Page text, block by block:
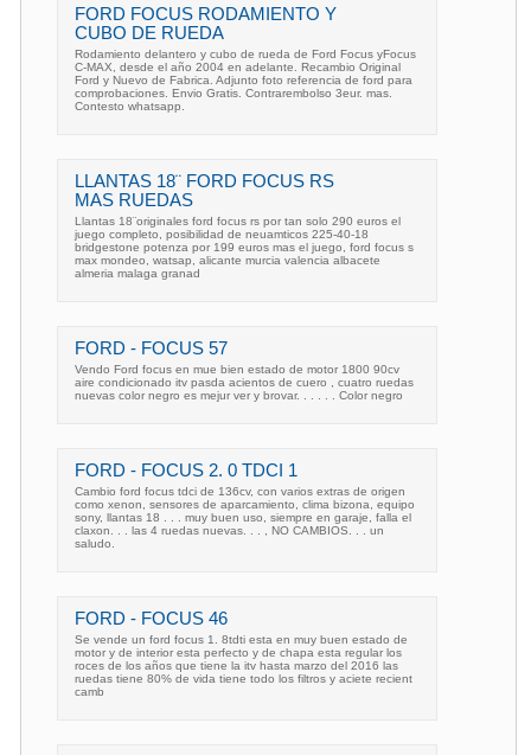
FORD FOCUS RODAMIENTO Y
CUBO DE RUEDA
Rodamiento delantero y cubo de rueda de Ford Focus yFocus
C-MAX, desde el año 2004 en adelante. Recambio Original
Ford y Nuevo de Fabrica. Adjunto foto referencia de ford para
comprobaciones. Envio Gratis. Contrarembolso 3eur. mas.
Contesto whatsapp.
LLANTAS 18¨ FORD FOCUS RS
MAS RUEDAS
Llantas 18¨originales ford focus rs por tan solo 290 euros el
juego completo, posibilidad de neuamticos 225-40-18
bridgestone potenza por 199 euros mas el juego, ford focus s
max mondeo, watsap, alicante murcia valencia albacete
almeria malaga granad
FORD - FOCUS 57
Vendo Ford focus en mue bien estado de motor 1800 90cv
aire condicionado itv pasda acientos de cuero , cuatro ruedas
nuevas color negro es mejur ver y brovar. . . . . . Color negro
FORD - FOCUS 2. 0 TDCI 1
Cambio ford focus tdci de 136cv, con varios extras de origen
como xenon, sensores de aparcamiento, clima bizona, equipo
sony, llantas 18 . . . muy buen uso, siempre en garaje, falla el
claxon. . . las 4 ruedas nuevas. . . , NO CAMBIOS. . . un
saludo.
FORD - FOCUS 46
Se vende un ford focus 1. 8tdti esta en muy buen estado de
motor y de interior esta perfecto y de chapa esta regular los
roces de los años que tiene la itv hasta marzo del 2016 las
ruedas tiene 80% de vida tiene todo los filtros y aciete recient
camb